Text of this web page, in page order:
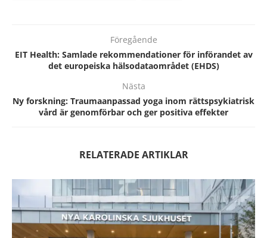
Föregående
EIT Health: Samlade rekommendationer för införandet av
det europeiska hälsodataområdet (EHDS)
Nästa
Ny forskning: Traumaanpassad yoga inom rättspsykiatrisk
vård är genomförbar och ger positiva effekter
RELATERADE ARTIKLAR